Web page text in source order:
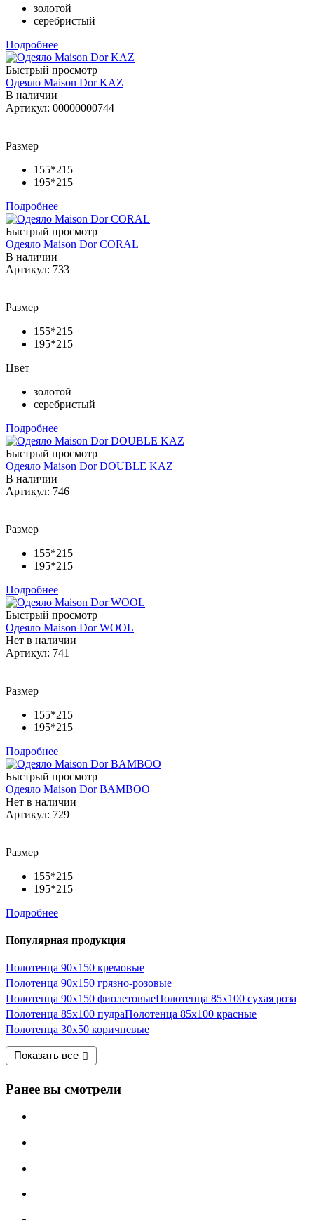
золотой
серебристый
Подробнее
Быстрый просмотр
Одеяло Maison Dor KAZ
В наличии
Артикул: 00000000744
Размер
155*215
195*215
Подробнее
Быстрый просмотр
Одеяло Maison Dor CORAL
В наличии
Артикул: 733
Размер
155*215
195*215
Цвет
золотой
серебристый
Подробнее
Быстрый просмотр
Одеяло Maison Dor DOUBLE KAZ
В наличии
Артикул: 746
Размер
155*215
195*215
Подробнее
Быстрый просмотр
Одеяло Maison Dor WOOL
Нет в наличии
Артикул: 741
Размер
155*215
195*215
Подробнее
Быстрый просмотр
Одеяло Maison Dor BAMBOO
Нет в наличии
Артикул: 729
Размер
155*215
195*215
Подробнее
Популярная продукция
Полотенца 90х150 кремовые
Полотенца 90х150 грязно-розовые
Полотенца 90х150 фиолетовыеПолотенца 85х100 сухая роза
Полотенца 85х100 пудраПолотенца 85х100 красные
Полотенца 30х50 коричневые
Показать все
Ранее вы смотрели